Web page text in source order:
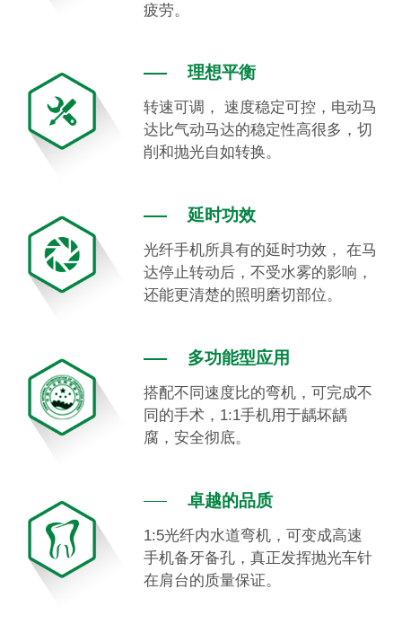
疲劳。
理想平衡
转速可调， 速度稳定可控，电动马
达比气动马达的稳定性高很多，切
削和抛光自如转换。
延时功效
光纤手机所具有的延时功效， 在马
达停止转动后，不受水雾的影响，
还能更清楚的照明磨切部位。
多功能型应用
搭配不同速度比的弯机，可完成不
同的手术，1:1手机用于龋坏龋
腐，安全彻底。
卓越的品质
1:5光纤内水道弯机，可变成高速
手机备牙备孔，真正发挥抛光车针
在肩台的质量保证。